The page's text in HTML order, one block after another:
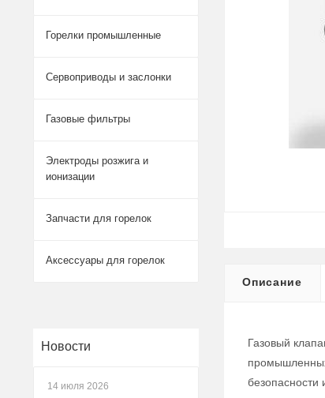
Описание
Газовый
безопасности
Горелки промышленные
Сервоприводы и заслонки
Газовые фильтры
Электроды розжига и
ионизации
Запчасти для горелок
Аксессуары для горелок
Новости
14 июля 2026